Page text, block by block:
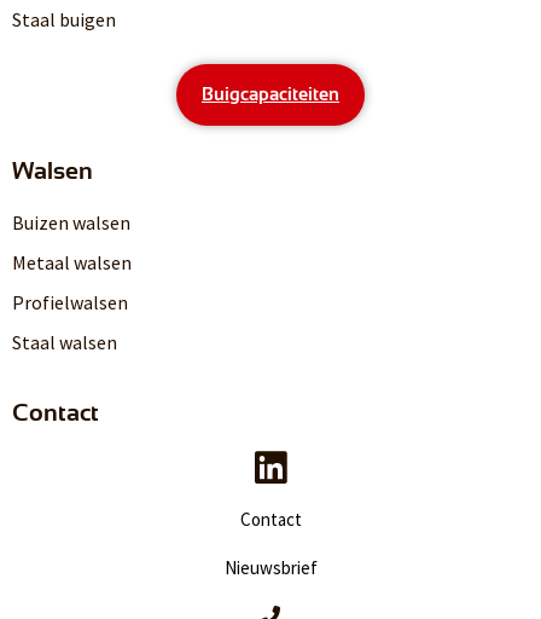
Staal buigen
Buigcapaciteiten
Walsen
Buizen walsen
Metaal walsen
Profielwalsen
Staal walsen
Contact
Contact
Nieuwsbrief